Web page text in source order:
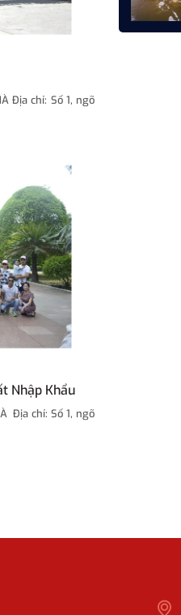
Địa chỉ: Số 1, ngõ
Nhập Khẩu
Địa chỉ: Số 1, ngõ